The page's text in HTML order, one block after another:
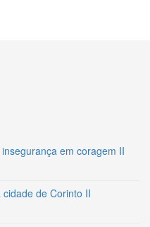
em coragem II
de Corinto II